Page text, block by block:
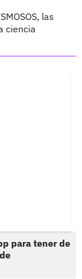
las
ciencia
para tener de